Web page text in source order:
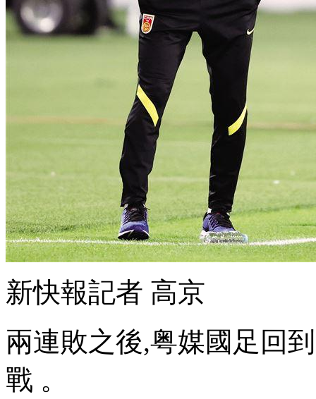
新快報記者 高京
兩連敗之後,粤媒國足回
戰 。